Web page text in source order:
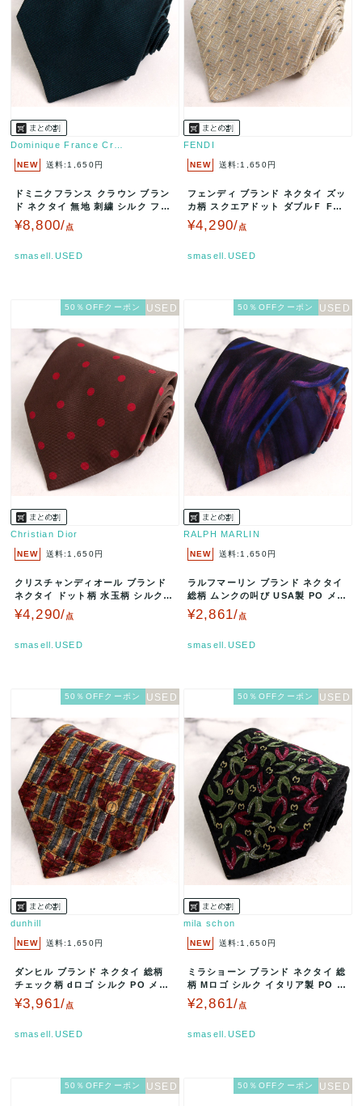
Dominique France Cr…
NEW 送料:1,650円
ドミニクフランス クラウン ブラン
ド ネクタイ 無地 刺繍 シルク フラ
ンス製 PO メンズ グリ…
¥8,800/点
smasell.USED
FENDI
NEW 送料:1,650円
フェンディ ブランド ネクタイ ズッ
カ柄 スクエアドット ダブルＦ FF
ロゴ シルク イタリア製 P…
¥4,290/点
smasell.USED
50％OFFクーポン
Christian Dior
NEW 送料:1,650円
クリスチャンディオール ブランド
ネクタイ ドット柄 水玉柄 シルク P
O メンズ ブラウン Chr…
¥4,290/点
smasell.USED
50％OFFクーポン
RALPH MARLIN
NEW 送料:1,650円
ラルフマーリン ブランド ネクタイ
総柄 ムンクの叫び USA製 PO メン
ズ パープル RALPH…
¥2,861/点
smasell.USED
50％OFFクーポン
dunhill
NEW 送料:1,650円
ダンヒル ブランド ネクタイ 総柄
チェック柄 dロゴ シルク PO メン
ズ ブラウン dunhil…
¥3,961/点
smasell.USED
50％OFFクーポン
mila schon
NEW 送料:1,650円
ミラショーン ブランド ネクタイ 総
柄 Mロゴ シルク イタリア製 PO メ
ンズ ブラック mila…
¥2,861/点
smasell.USED
50％OFFクーポン 50％OFFクーポン